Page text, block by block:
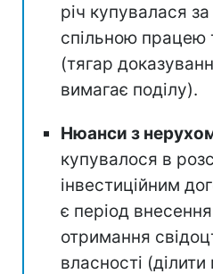
річ купувалася
спільною працею
(тягар
вимагає поділу).
Нюанси з
купувалося в
інвестиційним
є період
отримання
власності